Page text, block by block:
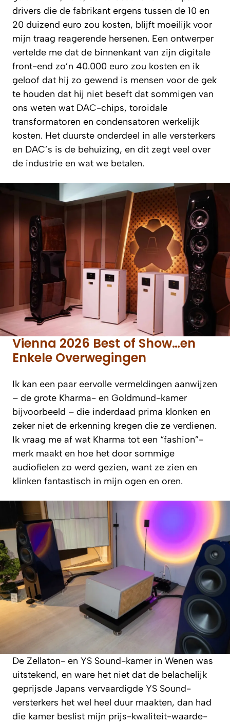
drivers die de fabrikant ergens tussen de 10 en
20 duizend euro zou kosten, blijft moeilijk voor
mijn traag reagerende hersenen. Een ontwerper
vertelde me dat de binnenkant van zijn digitale
front-end zo’n 40.000 euro zou kosten en ik
geloof dat hij zo gewend is mensen voor de gek
te houden dat hij niet beseft dat sommigen van
ons weten wat DAC-chips, toroidale
transformatoren en condensatoren werkelijk
kosten. Het duurste onderdeel in alle versterkers
en DAC’s is de behuizing, en dit zegt veel over
de industrie en wat we betalen.
Vienna 2026 Best of Show…en
Enkele Overwegingen
Ik kan een paar eervolle vermeldingen aanwijzen
– de grote Kharma- en Goldmund-kamer
bijvoorbeeld – die inderdaad prima klonken en
zeker niet de erkenning kregen die ze verdienen.
Ik vraag me af wat Kharma tot een “fashion”-
merk maakt en hoe het door sommige
audiofielen zo werd gezien, want ze zien en
klinken fantastisch in mijn ogen en oren.
De Zellaton- en YS Sound-kamer in Wenen was
uitstekend, en ware het niet dat de belachelijk
geprijsde Japans vervaardigde YS Sound-
versterkers het wel heel duur maakten, dan had
die kamer beslist mijn prijs-kwaliteit-waarde-